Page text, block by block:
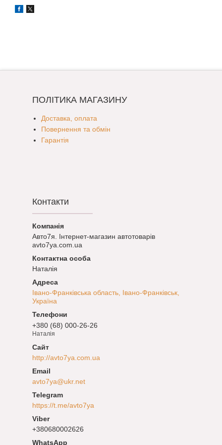
ПОЛІТИКА МАГАЗИНУ
Доставка, оплата
Повернення та обмін
Гарантія
Контакти
Авто7я. Інтернет-магазин автотоварів
avto7ya.com.ua
Наталія
Івано-Франківська область, Івано-Франківськ,
Україна
+380 (68) 000-26-26
Наталія
http://avto7ya.com.ua
avto7ya@ukr.net
https://t.me/avto7ya
+380680002626